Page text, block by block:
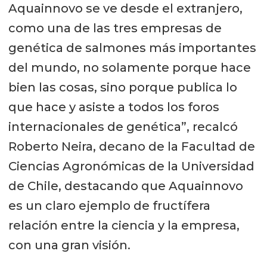
Aquainnovo se ve desde el extranjero,
como una de las tres empresas de
genética de salmones más importantes
del mundo, no solamente porque hace
bien las cosas, sino porque publica lo
que hace y asiste a todos los foros
internacionales de genética”, recalcó
Roberto Neira, decano de la Facultad de
Ciencias Agronómicas de la Universidad
de Chile, destacando que Aquainnovo
es un claro ejemplo de fructífera
relación entre la ciencia y la empresa,
con una gran visión.